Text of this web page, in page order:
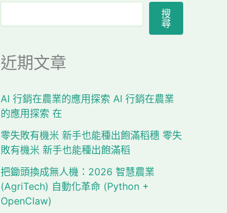
搜
尋
近期文章
AI 行銷在農業的應用探索 AI 行銷在農業
的應用探索 在
零失敗有機米 新手也能種出飽滿稻穗 零失
敗有機米 新手也能種出飽滿稻
把鋤頭換成無人機：2026 智慧農業
(AgriTech) 自動化革命 (Python +
OpenClaw)